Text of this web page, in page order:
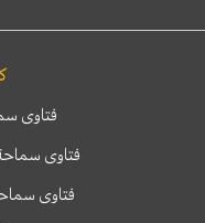
فتاوى
فتاوى
فتاوى